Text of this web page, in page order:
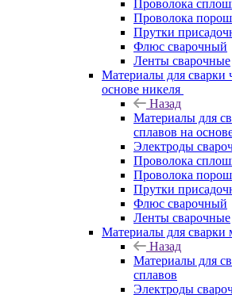
Проволока
Проволока
Прутки
Флюс сварочный
Ленты сварочные
Материалы для сварки
основе никеля
Назад
Материалы для
сплавов на
Электроды
Проволока
Проволока
Прутки
Флюс сварочный
Ленты сварочные
Материалы для сварки
Назад
Материалы для
сплавов
Электроды